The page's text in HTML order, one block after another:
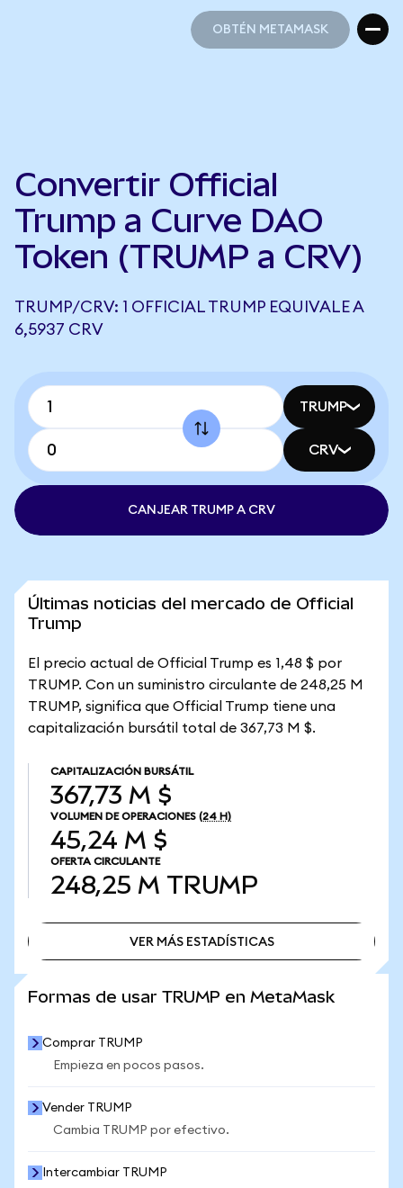
OBTÉN METAMASK
Convertir Official
Trump a Curve DAO
Token (TRUMP a CRV)
TRUMP/CRV: 1 OFFICIAL TRUMP EQUIVALE A
6,5937 CRV
TRUMP
CRV
CANJEAR TRUMP A CRV
Últimas noticias del mercado de Official
Trump
El precio actual de Official Trump es 1,48 $ por
TRUMP. Con un suministro circulante de 248,25 M
TRUMP, significa que Official Trump tiene una
capitalización bursátil total de 367,73 M $.
CAPITALIZACIÓN BURSÁTIL
367,73 M $
VOLUMEN DE OPERACIONES (24 H)
45,24 M $
OFERTA CIRCULANTE
248,25 M TRUMP
VER MÁS ESTADÍSTICAS
Formas de usar TRUMP en MetaMask
Comprar TRUMP
Empieza en pocos pasos.
Vender TRUMP
Cambia TRUMP por efectivo.
Intercambiar TRUMP